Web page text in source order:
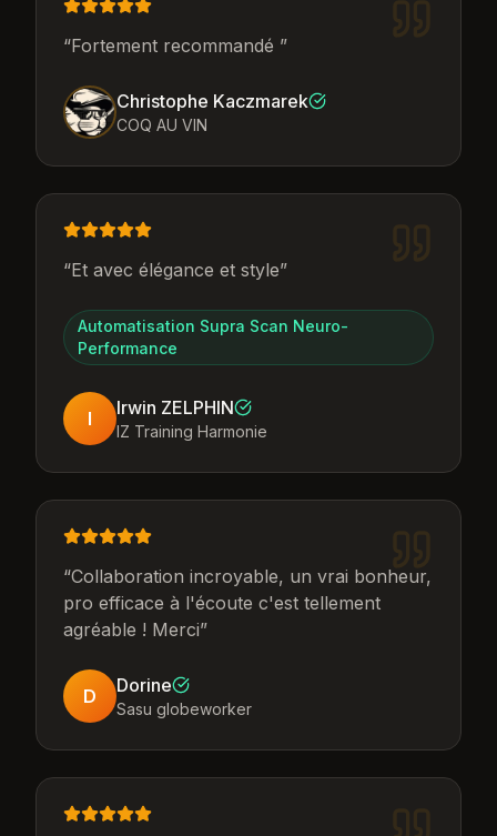
“Fortement recommandé ”
Christophe Kaczmarek
COQ AU VIN
“Et avec élégance et style”
Automatisation Supra Scan Neuro-
Performance
I Irwin ZELPHIN
IZ Training Harmonie
“Collaboration incroyable, un vrai bonheur,
pro efficace à l'écoute c'est tellement
agréable ! Merci”
D Dorine
Sasu globeworker